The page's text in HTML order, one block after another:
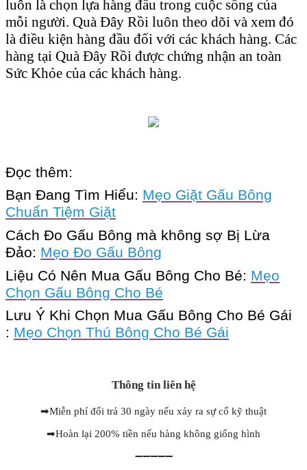
luôn là chọn lựa hàng đầu trong cuộc sống của
mỗi người. Quà Đây Rồi luôn theo dõi và xem đó
là điều kiện hàng đầu đối với các khách hàng. Các
hàng tại Quà Đây Rồi được chứng nhận an toàn
Sức Khỏe của các khách hàng.
Đọc thêm:
Bạn Đang Tìm Hiểu: Mẹo Giặt Gấu Bông
Chuẩn Tiệm Giặt
Cách Đo Gấu Bông mà không sợ Bị Lừa
Đảo: Mẹo Đo Gấu Bông
Liệu Có Nên Mua Gấu Bông Cho Bé: Mẹo
Chọn Gấu Bông Cho Bé
Lưu Ý Khi Chọn Mua Gấu Bông Cho Bé Gái
: Mẹo Chọn Thú Bông Cho Bé Gái
Thông tin liên hệ
➡Miễn phí đổi trả 30 ngày nếu xảy ra sự cố kỹ thuật
➡Hoàn lại 200% tiền nếu hàng không giống hình
➖➖➖➖➖